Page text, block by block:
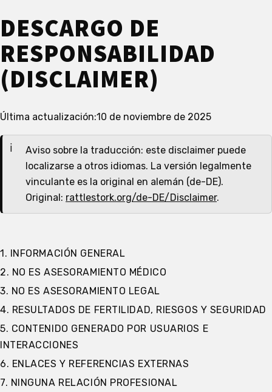
DESCARGO DE
RESPONSABILIDAD
(DISCLAIMER)
Última actualización:10 de noviembre de 2025
Aviso sobre la traducción: este disclaimer puede
localizarse a otros idiomas. La versión legalmente
vinculante es la original en alemán (de-DE).
Original: rattlestork.org/de-DE/Disclaimer.
1. INFORMACIÓN GENERAL
2. NO ES ASESORAMIENTO MÉDICO
3. NO ES ASESORAMIENTO LEGAL
4. RESULTADOS DE FERTILIDAD, RIESGOS Y SEGURIDAD
5. CONTENIDO GENERADO POR USUARIOS E
INTERACCIONES
6. ENLACES Y REFERENCIAS EXTERNAS
7. NINGUNA RELACIÓN PROFESIONAL